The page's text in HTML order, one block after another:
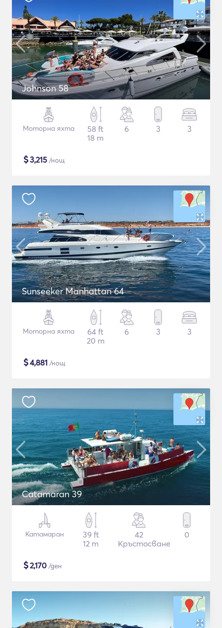
Johnson 58
Моторна яхта
58 ft
18 m
6 3 3
$3,215 /нощ
Sunseeker Manhattan 64
Моторна яхта
64 ft
20 m
6 3 3
$4,881 /нощ
Catamaran 39
Катамаран
39 ft
12 m
42
Кръстосване
0
$2,170 /ден